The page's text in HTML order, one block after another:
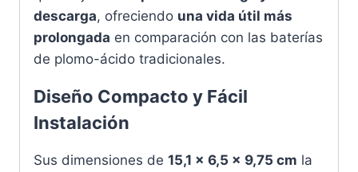
descarga, ofreciendo una vida útil más
prolongada en comparación con las baterías
de plomo-ácido tradicionales.
Diseño Compacto y Fácil
Instalación
Sus dimensiones de 15,1 x 6,5 x 9,75 cm la